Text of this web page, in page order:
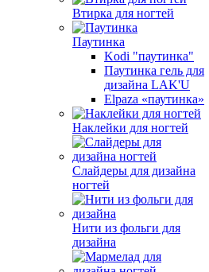
Втирка для ногтей
Паутинка
Kodi "паутинка"
Паутинка гель для
дизайна LAK'U
Elpaza «паутинка»
Наклейки для ногтей
Слайдеры для дизайна
ногтей
Нити из фольги для
дизайна